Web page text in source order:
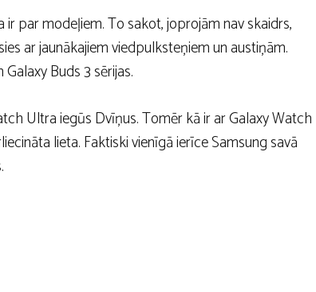
par modeļiem. To sakot, joprojām nav skaidrs,
ar jaunākajiem viedpulksteņiem un austiņām.
Buds 3 sērijas.
Ultra iegūs Dvīņus. Tomēr kā ir ar Galaxy Watch
lieta. Faktiski vienīgā ierīce Samsung savā